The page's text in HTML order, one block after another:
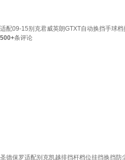
适配09-15别克君威英朗GTXT自动换挡手球
500+条评论
圣德保罗适配别克凯越排挡杆档位挂挡换挡